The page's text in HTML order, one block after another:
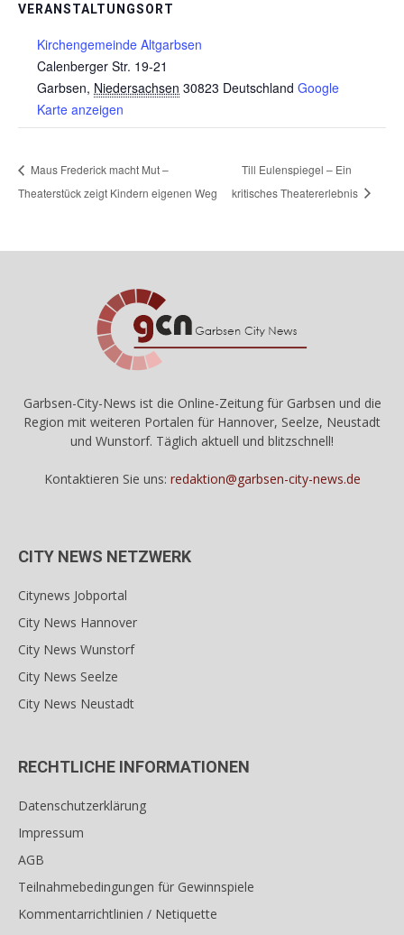
VERANSTALTUNGSORT
Kirchengemeinde Altgarbsen
Calenberger Str. 19-21
Garbsen, Niedersachsen 30823 Deutschland Google
Karte anzeigen
Maus Frederick macht Mut –
Theaterstück zeigt Kindern eigenen Weg
Till Eulenspiegel – Ein
kritisches Theatererlebnis
Garbsen-City-News ist die Online-Zeitung für Garbsen und die
Region mit weiteren Portalen für Hannover, Seelze, Neustadt
und Wunstorf. Täglich aktuell und blitzschnell!
Kontaktieren Sie uns: redaktion@garbsen-city-news.de
CITY NEWS NETZWERK
Citynews Jobportal
City News Hannover
City News Wunstorf
City News Seelze
City News Neustadt
RECHTLICHE INFORMATIONEN
Datenschutzerklärung
Impressum
AGB
Teilnahmebedingungen für Gewinnspiele
Kommentarrichtlinien / Netiquette